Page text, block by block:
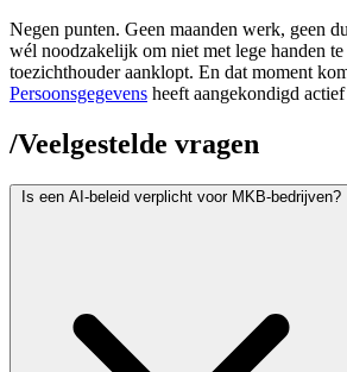
Negen punten. Geen maanden werk, geen
wél noodzakelijk om niet met lege handen te
toezichthouder aanklopt. En dat moment
Persoonsgegevens heeft aangekondigd
/Veelgestelde vragen
Is een AI-beleid verplicht voor MKB-bedrijven?